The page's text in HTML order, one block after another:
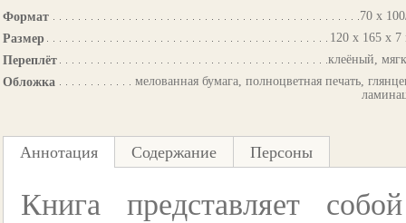
Формат
70 х
Размер
120 x 165 x
Переплёт
клеёный,
Обложка
мелованная бумага, полноцветная печать,
Аннотация Содержание Персоны
Книга представляет